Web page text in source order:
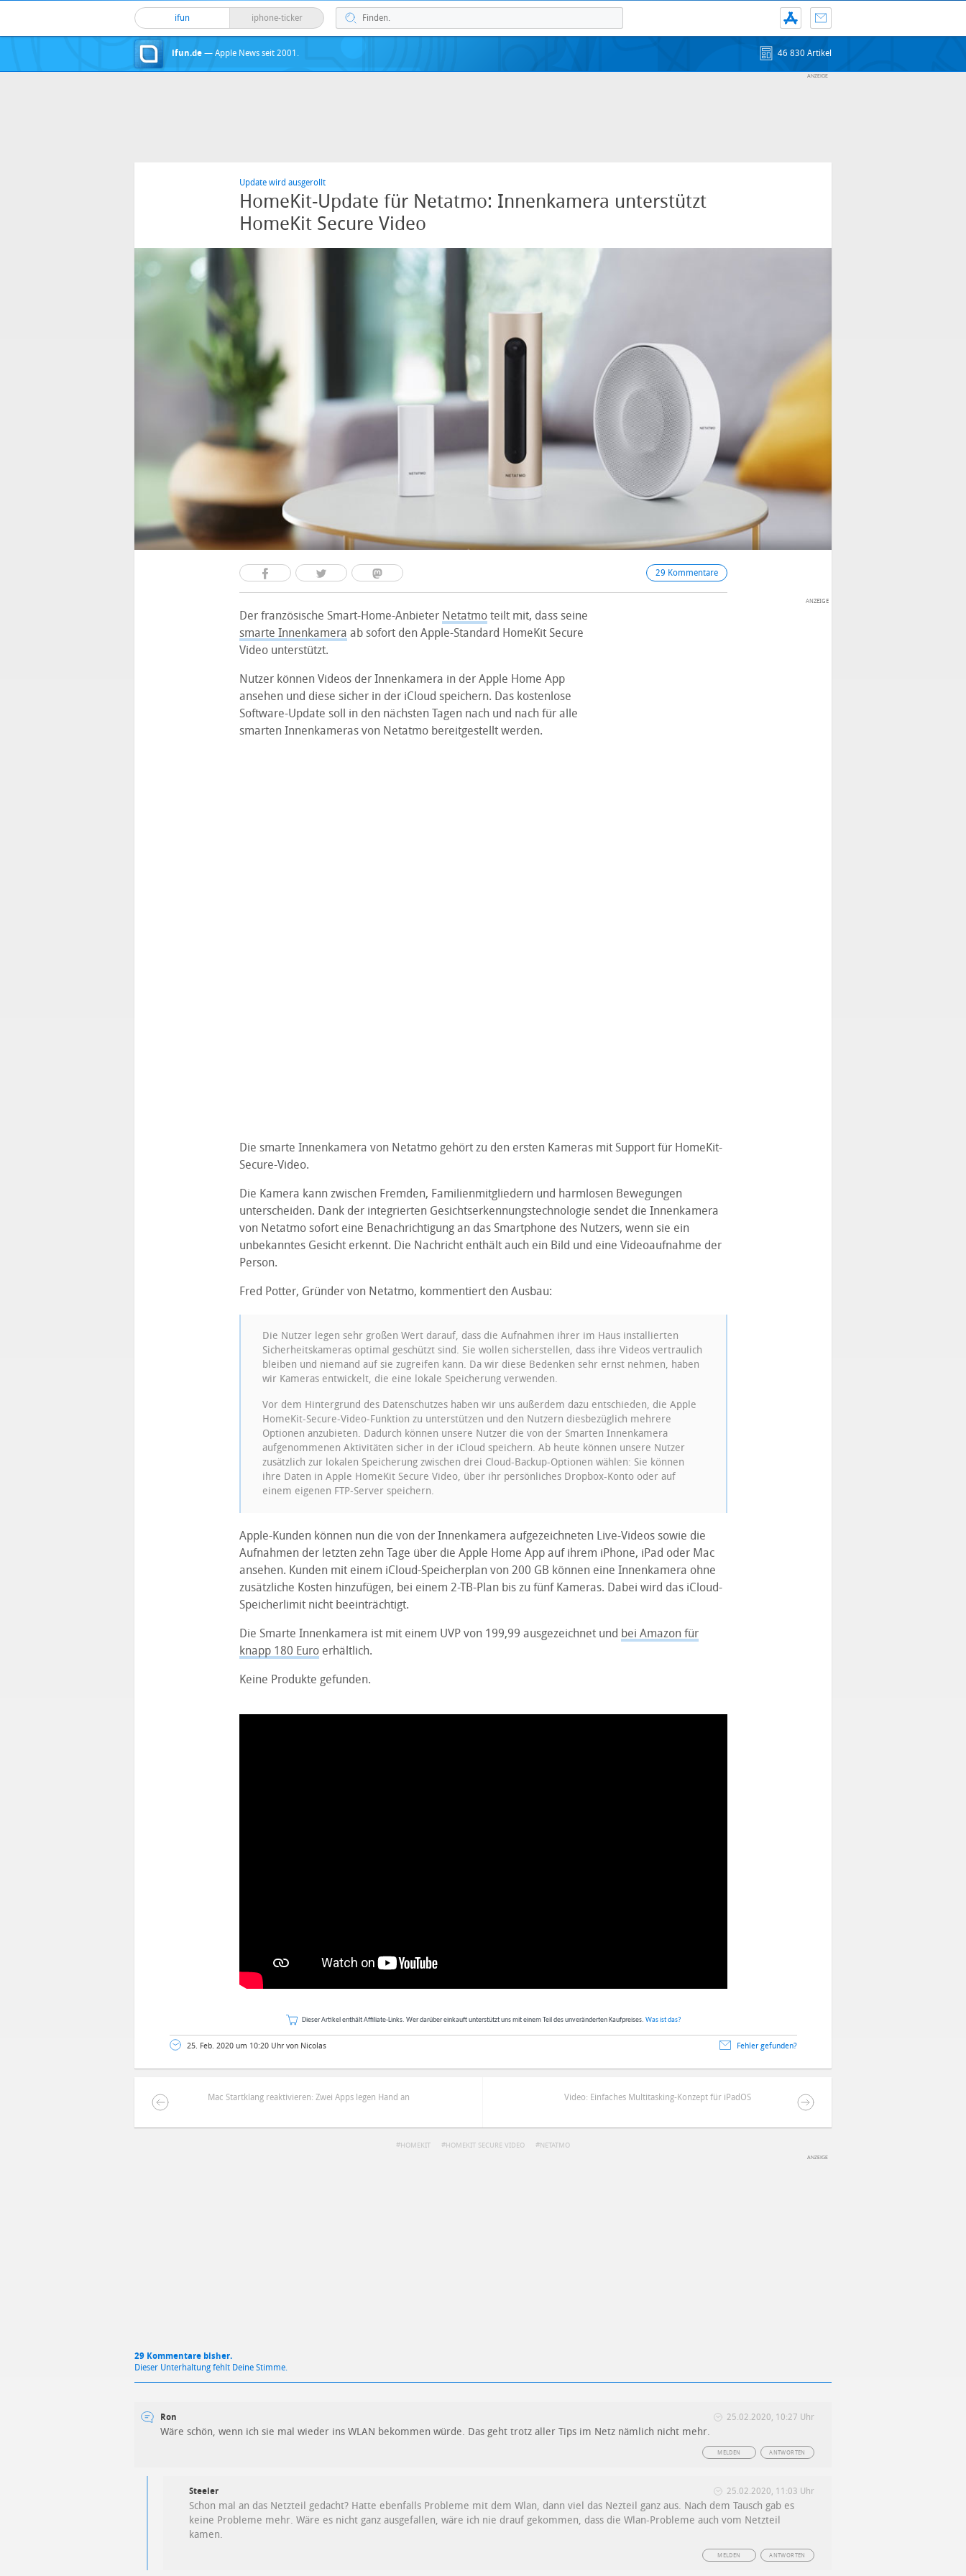
ifun iphone-ticker
ifun.de — Apple News seit 2001. 46 830 Artikel
Update wird ausgerollt
HomeKit-Update für Netatmo: Innenkamera unterstützt
HomeKit Secure Video
29 Kommentare
Der französische Smart-Home-Anbieter Netatmoteilt mit, dass seine
smarte Innenkamera ab sofort den Apple-Standard HomeKit Secure
Video unterstützt.
Nutzer können Videos der Innenkamera in der Apple Home App
ansehen und diese sicher in der iCloud speichern. Das kostenlose
Software-Update soll in den nächsten Tagen nach und nach für alle
smarten Innenkameras von Netatmo bereitgestellt werden.
Die smarte Innenkamera von Netatmo gehört zu den ersten Kameras mit Support für HomeKit-
Secure-Video.
Die Kamera kann zwischen Fremden, Familienmitgliedern und harmlosen Bewegungen
unterscheiden. Dank der integrierten Gesichtserkennungstechnologie sendet die Innenkamera
von Netatmo sofort eine Benachrichtigung an das Smartphone des Nutzers, wenn sie ein
unbekanntes Gesicht erkennt. Die Nachricht enthält auch ein Bild und eine Videoaufnahme der
Person.
Fred Potter, Gründer von Netatmo, kommentiert den Ausbau:
Die Nutzer legen sehr großen Wert darauf, dass die Aufnahmen ihrer im Haus installierten
Sicherheitskameras optimal geschützt sind. Sie wollen sicherstellen, dass ihre Videos vertraulich
bleiben und niemand auf sie zugreifen kann. Da wir diese Bedenken sehr ernst nehmen, haben
wir Kameras entwickelt, die eine lokale Speicherung verwenden.
Vor dem Hintergrund des Datenschutzes haben wir uns außerdem dazu entschieden, die Apple
HomeKit-Secure-Video-Funktion zu unterstützen und den Nutzern diesbezüglich mehrere
Optionen anzubieten. Dadurch können unsere Nutzer die von der Smarten Innenkamera
aufgenommenen Aktivitäten sicher in der iCloud speichern. Ab heute können unsere Nutzer
zusätzlich zur lokalen Speicherung zwischen drei Cloud-Backup-Optionen wählen: Sie können
ihre Daten in Apple HomeKit Secure Video, über ihr persönliches Dropbox-Konto oder auf
einem eigenen FTP-Server speichern.
Apple-Kunden können nun die von der Innenkamera aufgezeichneten Live-Videos sowie die
Aufnahmen der letzten zehn Tage über die Apple Home App auf ihrem iPhone, iPad oder Mac
ansehen. Kunden mit einem iCloud-Speicherplan von 200 GB können eine Innenkamera ohne
zusätzliche Kosten hinzufügen, bei einem 2-TB-Plan bis zu fünf Kameras. Dabei wird das iCloud-
Speicherlimit nicht beeinträchtigt.
Die Smarte Innenkamera ist mit einem UVP von 199,99 ausgezeichnet und bei Amazon für
knapp 180 Euroerhältlich.
Keine Produkte gefunden.
Dieser Artikel enthält Affiliate-Links. Wer darüber einkauft unterstützt uns mit einem Teil des unveränderten Kaufpreises. Was ist das?
25. Feb. 2020 um 10:20 Uhr von Nicolas Fehler gefunden?
Mac Startklang reaktivieren: Zwei Apps legen Hand an Video: Einfaches Multitasking-Konzept für iPadOS
HOMEKIT HOMEKIT SECURE VIDEO NETATMO
29 Kommentare bisher.
Dieser Unterhaltung fehlt Deine Stimme.
Ron 25.02.2020, 10:27 Uhr
Wäre schön, wenn ich sie mal wieder ins WLAN bekommen würde. Das geht trotz aller Tips im Netz nämlich nicht mehr.
ANTWORTEN
MELDEN
Steeler 25.02.2020, 11:03 Uhr
Schon mal an das Netzteil gedacht? Hatte ebenfalls Probleme mit dem Wlan, dann viel das Nezteil ganz aus. Nach dem Tausch gab es
keine Probleme mehr. Wäre es nicht ganz ausgefallen, wäre ich nie drauf gekommen, dass die Wlan-Probleme auch vom Netzteil
kamen.
ANTWORTEN
MELDEN